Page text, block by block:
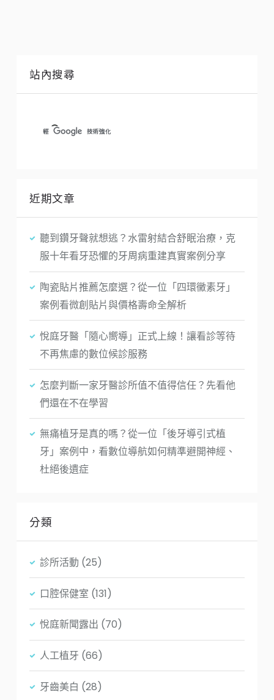
站內搜尋
近期文章
聽到鑽牙聲就想逃？水雷射結合舒眠治療，克
服十年看牙恐懼的牙周病重建真實案例分享
陶瓷貼片推薦怎麼選？從一位「四環黴素牙」
案例看微創貼片與價格壽命全解析
悅庭牙醫「隨心嚮導」正式上線！讓看診等待
不再焦慮的數位候診服務
怎麼判斷一家牙醫診所值不值得信任？先看他
們還在不在學習
無痛植牙是真的嗎？從一位「後牙導引式植
牙」案例中，看數位導航如何精準避開神經、
杜絕後遺症
分類
診所活動 (25)
口腔保健室 (131)
悅庭新聞露出 (70)
人工植牙 (66)
牙齒美白 (28)